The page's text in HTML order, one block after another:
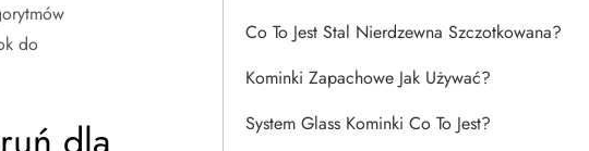
do
Co To Jest Stal Nierdzewna Szczotkowana?
Kominki Zapachowe Jak Używać?
System Glass Kominki Co To Jest?